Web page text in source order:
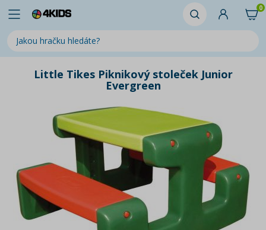
0
Little Tikes Piknikový stoleček Junior
Evergreen